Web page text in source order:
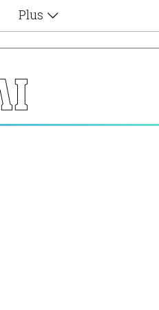
Plus
Αφιερώματα
Ζώδια